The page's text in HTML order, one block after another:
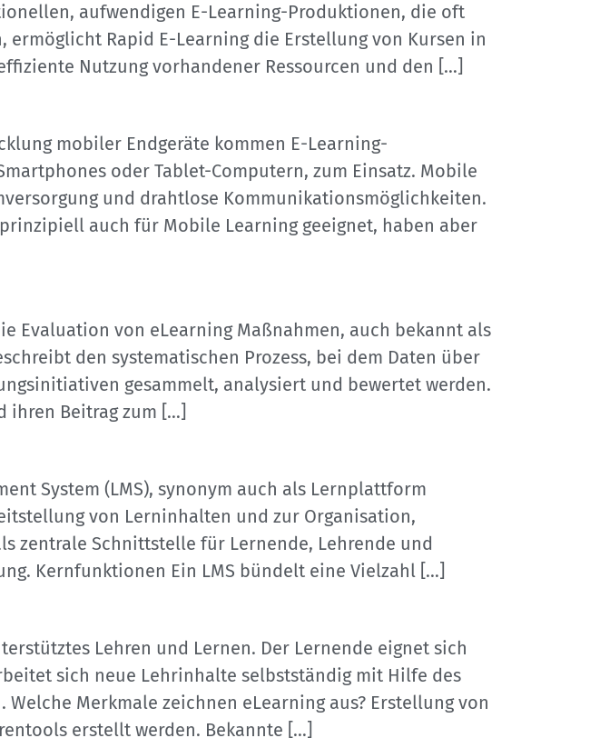
aufwendigen E-Learning-Produktionen, die oft
Rapid E-Learning die Erstellung von Kursen in
Nutzung vorhandener Ressourcen und den […]
mobiler Endgeräte kommen E-Learning-
oder Tablet-Computern, zum Einsatz. Mobile
und drahtlose Kommunikationsmöglichkeiten.
auch für Mobile Learning geeignet, haben aber
Evaluation von eLearning Maßnahmen, auch bekannt als
den systematischen Prozess, bei dem Daten über
gesammelt, analysiert und bewertet werden.
ihren Beitrag zum […]
System (LMS), synonym auch als Lernplattform
von Lerninhalten und zur Organisation,
zentrale Schnittstelle für Lernende, Lehrende und
Kernfunktionen Ein LMS bündelt eine Vielzahl […]
Lehren und Lernen. Der Lernende eignet sich
sich neue Lehrinhalte selbstständig mit Hilfe des
Merkmale zeichnen eLearning aus? Erstellung von
erstellt werden. Bekannte […]